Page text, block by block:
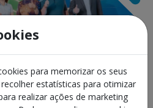
para memorizar os seus
estatísticas para otimizar
realizar ações de marketing